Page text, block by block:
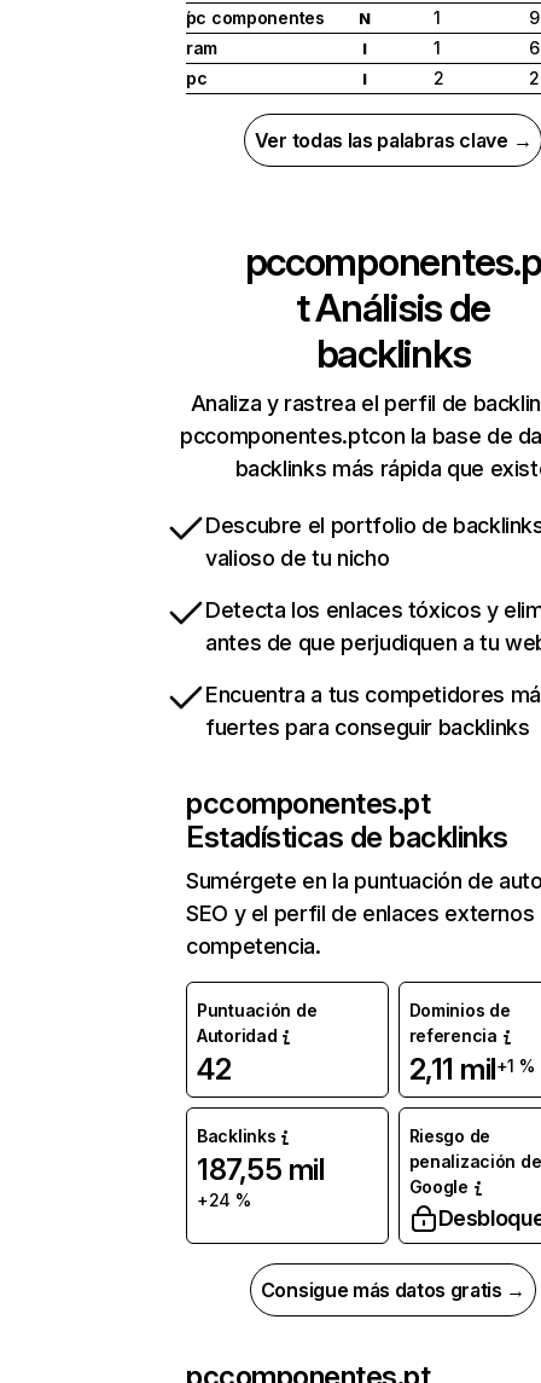
́pc componentes
N 1
ram
I 1
pc
I 2
Ver todas las palabras clave →
pccomponentes.p
tAnálisis de
backlinks
Analiza y rastrea el perfil de
pccomponentes.ptcon la base de
backlinks más rápida que
Descubre el portfolio de
valioso de tu nicho
Detecta los enlaces tóxicos y
antes de que perjudiquen a tu
Encuentra a tus competidores
fuertes para conseguir backlinks
pccomponentes.pt
Estadísticas de backlinks
Sumérgete en la puntuación de
SEO y el perfil de enlaces externos
competencia.
Puntuación de
Autoridad
42
Dominios de
referencia
2,11 mil+1 %
Backlinks
187,55 mil
+24 %
Riesgo de
penalización de
Google
Consigue más datos gratis →